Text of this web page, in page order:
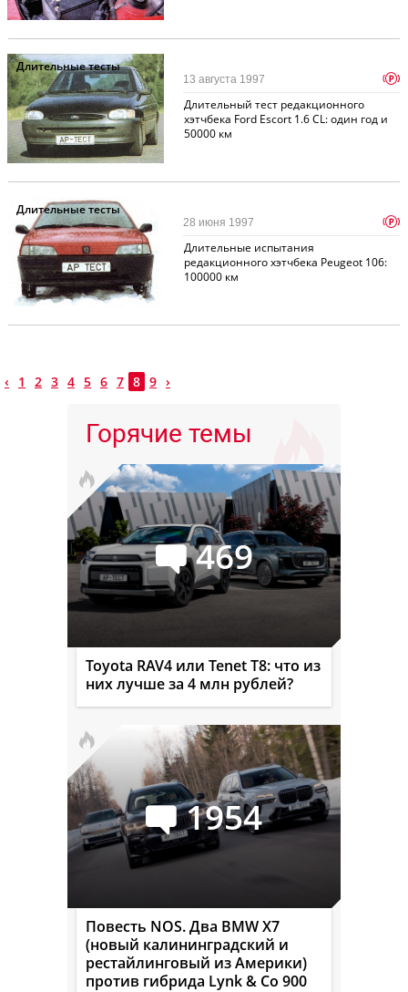
Длительные тесты
Длительный тест редакционного
хэтчбека Ford Escort 1.6 CL: один год и
50000 км
13 августа 1997 p
Длительные тесты
Длительные испытания
редакционного хэтчбека Peugeot 106:
100000 км
28 июня 1997 p
‹ 1 2 3 4 5 6 7 8 9 ›
Горячие темы
469
Toyota RAV4 или Tenet T8: что из
них лучше за 4 млн рублей?
1954
Повесть NOS. Два BMW X7
(новый калининградский и
рестайлинговый из Америки)
против гибрида Lynk & Co 900